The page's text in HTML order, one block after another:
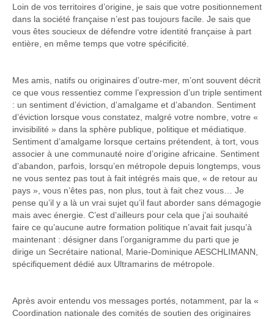
Loin de vos territoires d’origine, je sais que votre positionnement
dans la société française n’est pas toujours facile. Je sais que
vous êtes soucieux de défendre votre identité française à part
entière, en même temps que votre spécificité.
Mes amis, natifs ou originaires d’outre-mer, m’ont souvent décrit
ce que vous ressentiez comme l’expression d’un triple sentiment
: un sentiment d’éviction, d’amalgame et d’abandon. Sentiment
d’éviction lorsque vous constatez, malgré votre nombre, votre «
invisibilité » dans la sphère publique, politique et médiatique.
Sentiment d’amalgame lorsque certains prétendent, à tort, vous
associer à une communauté noire d’origine africaine. Sentiment
d’abandon, parfois, lorsqu’en métropole depuis longtemps, vous
ne vous sentez pas tout à fait intégrés mais que, « de retour au
pays », vous n’êtes pas, non plus, tout à fait chez vous… Je
pense qu’il y a là un vrai sujet qu’il faut aborder sans démagogie
mais avec énergie. C’est d’ailleurs pour cela que j’ai souhaité
faire ce qu’aucune autre formation politique n’avait fait jusqu’à
maintenant : désigner dans l’organigramme du parti que je
dirige un Secrétaire national, Marie-Dominique AESCHLIMANN,
spécifiquement dédié aux Ultramarins de métropole.
Après avoir entendu vos messages portés, notamment, par la «
Coordination nationale des comités de soutien des originaires